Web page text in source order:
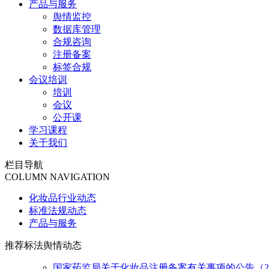
产品与服务
舆情监控
数据库管理
合规咨询
注册备案
标签合规
会议培训
培训
会议
公开课
学习课程
关于我们
栏目导航
COLUMN NAVIGATION
化妆品行业动态
标准法规动态
产品与服务
推荐标法舆情动态